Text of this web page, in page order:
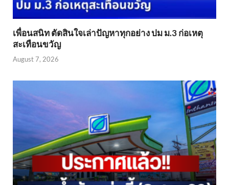
เพื่อนสนิท ตัดสินใจเล่าปัญหาทุกอย่าง ปม ม.3 ก่อเหตุ
สะเทือนขวัญ
August 7, 2026